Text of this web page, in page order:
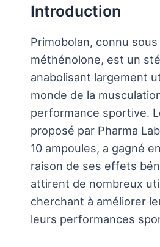
Introduction
Primobolan, connu
méthénolone, est un
anabolisant largement
monde de la
performance sportive.
proposé par Pharma
10 ampoules, a gagné
raison de ses effets
attirent de nombreux
cherchant à améliorer
leurs performances